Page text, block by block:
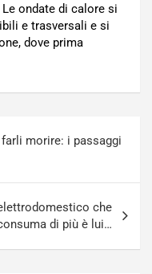
ondate di calore si
e trasversali e si
dove prima
morire: i passaggi
che
di più è lui…